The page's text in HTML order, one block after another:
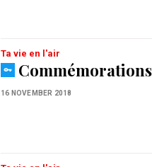
Ta vie en l'air
Commémorations
16 NOVEMBER 2018